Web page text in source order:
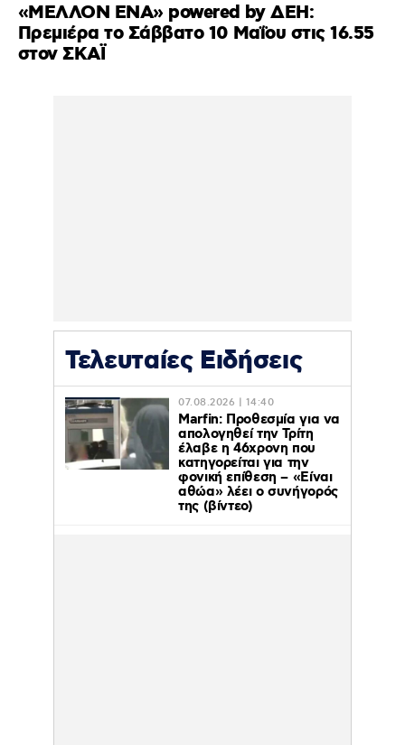
«ΜΕΛΛΟΝ ΕΝΑ» powered by ΔΕΗ:
Πρεμιέρα το Σάββατο 10 Μαΐου στις 16.55
στον ΣΚΑΪ
Τελευταίες Ειδήσεις
07.08.2026 | 14:40
Marfin: Προθεσμία για να
απολογηθεί την Τρίτη
έλαβε η 46χρονη που
κατηγορείται για την
φονική επίθεση – «Είναι
αθώα» λέει ο συνήγορός
της (βίντεο)